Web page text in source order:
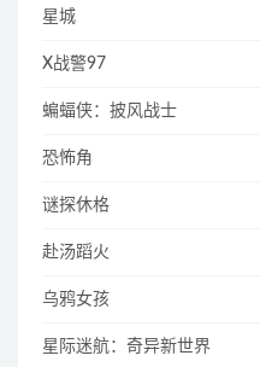
星城
X战警97
蝙蝠侠：披风战士
恐怖角
谜探休格
赴汤蹈火
乌鸦女孩
星际迷航：奇异新世界